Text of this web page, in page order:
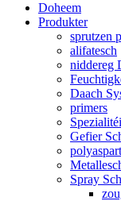
Doheem
Produkter
sprutzen
alifatesch
niddereg
Daach
primers
Gefier
Spray